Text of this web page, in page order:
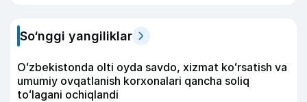
So‘nggi yangiliklar
Oʻzbekistonda olti oyda savdo, xizmat koʻrsatish va
umumiy ovqatlanish korxonalari qancha soliq
toʻlagani ochiqlandi